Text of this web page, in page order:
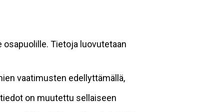
Tietoja luovutetaan
vaatimusten edellyttämällä,
on muutettu sellaiseen